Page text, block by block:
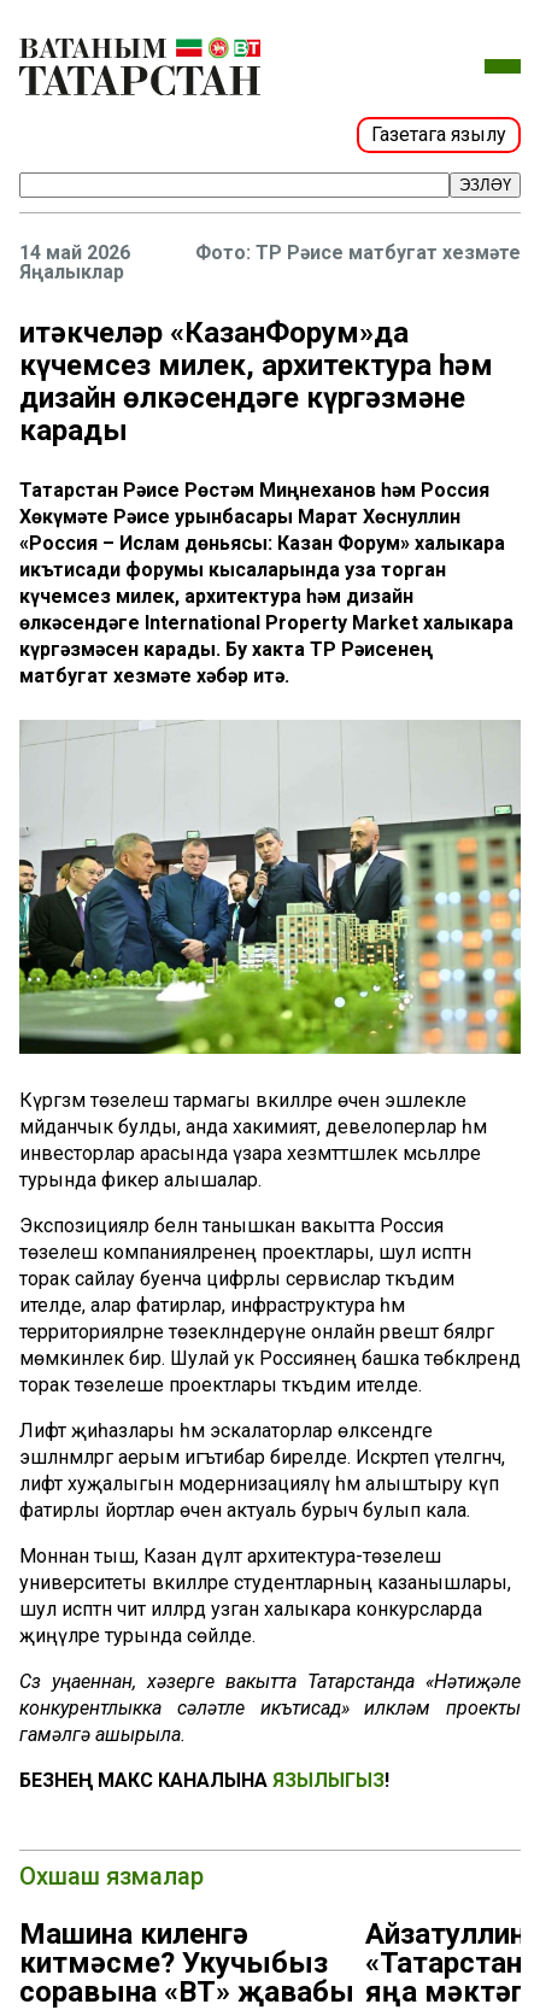
Газетага язылу
ЭЗЛӘҮ
14 май 2026
Яңалыклар
Фото: ТР Рәисе матбугат хезмәте
Җитәкчеләр «КазанФорум»да
күчемсез милек, архитектура һәм
дизайн өлкәсендәге күргәзмәне
карады
Татарстан Рәисе Рөстәм Миңнеханов һәм Россия
Хөкүмәте Рәисе урынбасары Марат Хөснуллин
«Россия – Ислам дөньясы: Казан Форум» халыкара
икътисади форумы кысаларында уза торган
күчемсез милек, архитектура һәм дизайн
өлкәсендәге International Property Market халыкара
күргәзмәсен карады. Бу хакта ТР Рәисенең
матбугат хезмәте хәбәр итә.
Күргәзмә төзелеш тармагы вәкилләре өчен эшлекле
мәйданчык булды, анда хакимият, девелоперлар һәм
инвесторлар арасында үзара хезмәттәшлек мәсьәләләре
турында фикер алышалар.
Экспозицияләр белән танышкан вакытта Россия
төзелеш компанияләренең проектлары, шул исәптән
торак сайлау буенча цифрлы сервислар тәкъдим
ителде, алар фатирлар, инфраструктура һәм
территорияләрне төзекләндерүне онлайн рәвештә бәяләргә
мөмкинлек бирә. Шулай ук Россиянең башка төбәкләрендә
торак төзелеше проектлары тәкъдим ителде.
Лифт җиһазлары һәм эскалаторлар өлкәсендәге
эшләнмәләргә аерым игътибар бирелде. Искәртеп үтелгәнчә,
лифт хуҗалыгын модернизацияләү һәм алыштыру күп
фатирлы йортлар өчен актуаль бурыч булып кала.
Моннан тыш, Казан дәүләт архитектура-төзелеш
университеты вәкилләре студентларның казанышлары,
шул исәптән чит илләрдә узган халыкара конкурсларда
җиңүләре турында сөйләде.
Сүз уңаеннан, хәзерге вакытта Татарстанда «Нәтиҗәле
конкурентлыкка сәләтле икътисад» илкүләм проекты
гамәлгә ашырыла.
БЕЗНЕҢ МАКС КАНАЛЫНА ЯЗЫЛЫГЫЗ!
Охшаш язмалар
Машина киленгә
китмәсме? Укучыбыз
соравына «ВТ» җавабы
Айзатуллин:
яңа мәктәп